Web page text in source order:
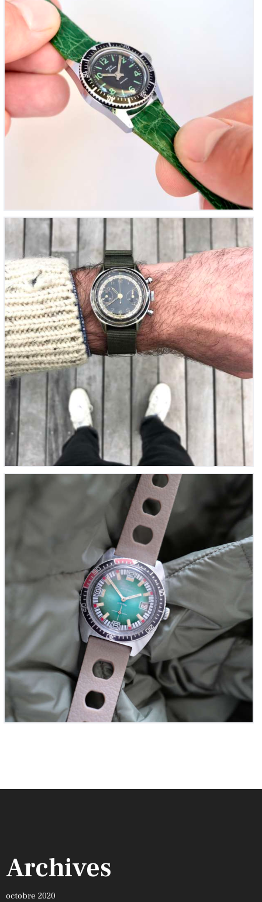
Chronographe Suisse – Military Dial
Jean Herber ‘Black Jack Diver’s’
Archives
octobre 2020